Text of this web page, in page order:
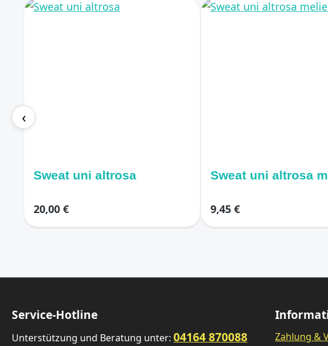
‹
Sweat uni altrosa
20,00 €
Sweat uni altrosa
9,45 €
Service-Hotline
Unterstützung und Beratung unter: 04164 870088
Zahlung &